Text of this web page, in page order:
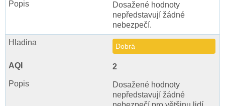
Dosažené hodnoty
nepředstavují žádné
nebezpečí.
Dobrá
2
Dosažené hodnoty
nepředstavují žádné